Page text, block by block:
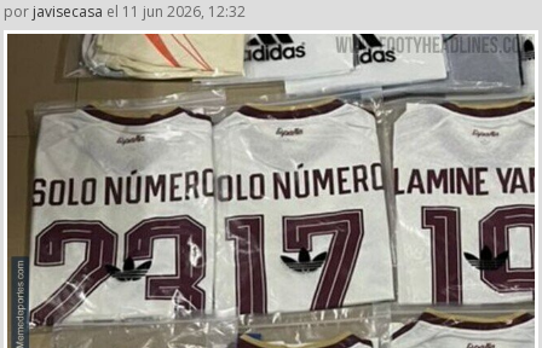
por javisecasa el 11 jun 2026, 12:32